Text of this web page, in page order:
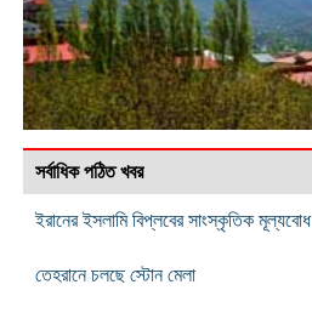
সর্বাধিক পঠিত খবর
ইরানের ইসলামি বিপ্লবের সাংস্কৃতিক মূল্যবোধ
তেহরানে চলছে স্টোন মেলা